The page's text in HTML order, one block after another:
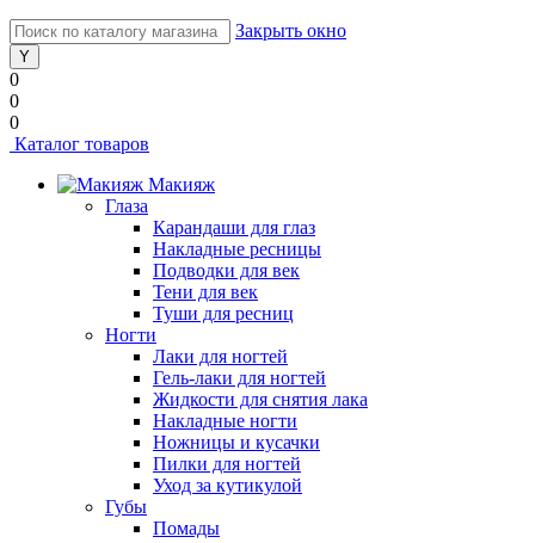
Закрыть окно
0
0
0
Каталог товаров
Макияж
Глаза
Карандаши для глаз
Накладные ресницы
Подводки для век
Тени для век
Туши для ресниц
Ногти
Лаки для ногтей
Гель-лаки для ногтей
Жидкости для снятия лака
Накладные ногти
Ножницы и кусачки
Пилки для ногтей
Уход за кутикулой
Губы
Помады